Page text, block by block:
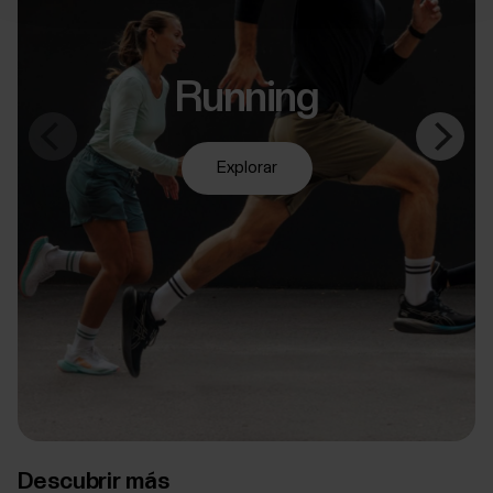
Running
Explorar
Descubrir más